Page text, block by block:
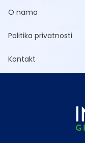
O nama
Politika privatnosti
Kontakt